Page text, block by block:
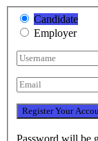
Candidate
Employer
Password will be